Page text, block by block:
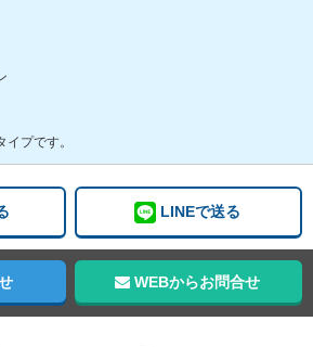
プです。
LINEで送る
WEBからお問合せ